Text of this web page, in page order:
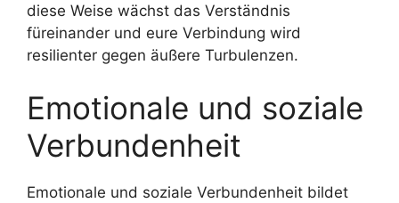
diese Weise wächst das Verständnis
füreinander und eure Verbindung wird
resilienter gegen äußere Turbulenzen.
Emotionale und soziale
Verbundenheit
Emotionale und soziale Verbundenheit bildet